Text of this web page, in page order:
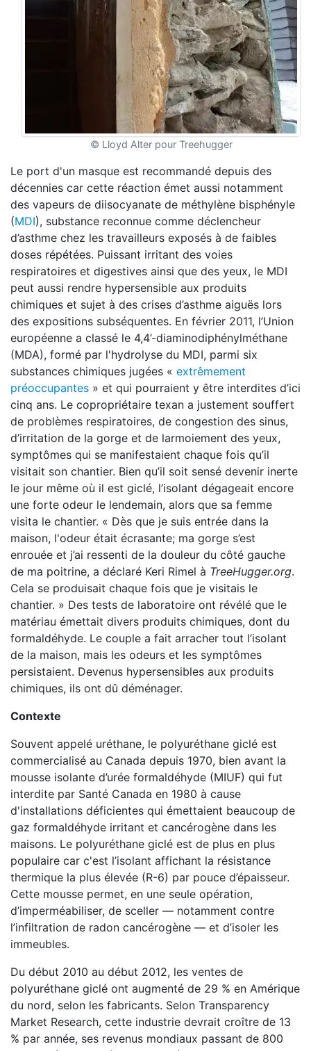
© Lloyd Alter pour Treehugger
Le port d'un masque est recommandé depuis des
décennies car cette réaction émet aussi notamment
des vapeurs de diisocyanate de méthylène bisphényle
(MDI), substance reconnue comme déclencheur
d’asthme chez les travailleurs exposés à de faibles
doses répétées. Puissant irritant des voies
respiratoires et digestives ainsi que des yeux, le MDI
peut aussi rendre hypersensible aux produits
chimiques et sujet à des crises d’asthme aiguës lors
des expositions subséquentes. En février 2011, l’Union
européenne a classé le 4,4’-diaminodiphénylméthane
(MDA), formé par l'hydrolyse du MDI, parmi six
substances chimiques jugées « extrêmement
préoccupantes » et qui pourraient y être interdites d’ici
cinq ans. Le copropriétaire texan a justement souffert
de problèmes respiratoires, de congestion des sinus,
d’irritation de la gorge et de larmoiement des yeux,
symptômes qui se manifestaient chaque fois qu’il
visitait son chantier. Bien qu’il soit sensé devenir inerte
le jour même où il est giclé, l’isolant dégageait encore
une forte odeur le lendemain, alors que sa femme
visita le chantier. « Dès que je suis entrée dans la
maison, l'odeur était écrasante; ma gorge s’est
enrouée et j’ai ressenti de la douleur du côté gauche
de ma poitrine, a déclaré Keri Rimel à TreeHugger.org.
Cela se produisait chaque fois que je visitais le
chantier. » Des tests de laboratoire ont révélé que le
matériau émettait divers produits chimiques, dont du
formaldéhyde. Le couple a fait arracher tout l’isolant
de la maison, mais les odeurs et les symptômes
persistaient. Devenus hypersensibles aux produits
chimiques, ils ont dû déménager.
Contexte
Souvent appelé uréthane, le polyuréthane giclé est
commercialisé au Canada depuis 1970, bien avant la
mousse isolante d’urée formaldéhyde (MIUF) qui fut
interdite par Santé Canada en 1980 à cause
d'installations déficientes qui émettaient beaucoup de
gaz formaldéhyde irritant et cancérogène dans les
maisons. Le polyuréthane giclé est de plus en plus
populaire car c'est l’isolant affichant la résistance
thermique la plus élevée (R-6) par pouce d’épaisseur.
Cette mousse permet, en une seule opération,
d’imperméabiliser, de sceller — notamment contre
l’infiltration de radon cancérogène — et d’isoler les
immeubles.
Du début 2010 au début 2012, les ventes de
polyuréthane giclé ont augmenté de 29 % en Amérique
du nord, selon les fabricants. Selon Transparency
Market Research, cette industrie devrait croître de 13
% par année, ses revenus mondiaux passant de 800